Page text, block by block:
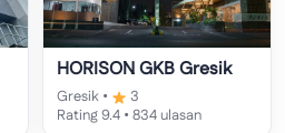
HORISON GKB Gresik
Gresik •
3
Rating 9.4 • 834 ulasan